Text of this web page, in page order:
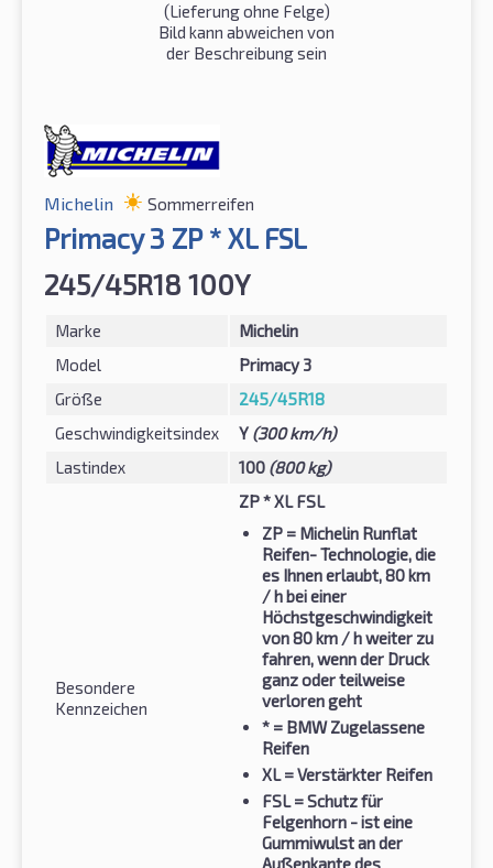
(Lieferung ohne Felge)
Bild kann abweichen von
der Beschreibung sein
Michelin Sommerreifen
Primacy 3 ZP * XL FSL
245/45R18 100Y
Marke
Michelin
Model
Primacy 3
Größe
245/45R18
Geschwindigkeitsindex
Y (300 km/h)
Lastindex
100 (800 kg)
Besondere
Kennzeichen
ZP * XL FSL
ZP = Michelin Runflat
Reifen- Technologie, die
es Ihnen erlaubt, 80 km
/ h bei einer
Höchstgeschwindigkeit
von 80 km / h weiter zu
fahren, wenn der Druck
ganz oder teilweise
verloren geht
* = BMW Zugelassene
Reifen
XL= Verstärkter Reifen
FSL= Schutz für
Felgenhorn - ist eine
Gummiwulst an der
Außenkante des